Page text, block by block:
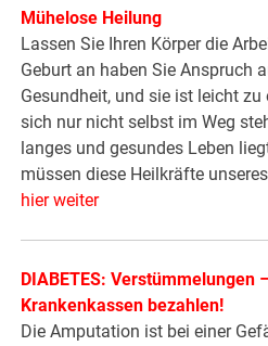
Mühelose Heilung
Lassen Sie Ihren Körper die
Geburt an haben Sie Anspruch
Gesundheit, und sie ist leicht
sich nur nicht selbst im Weg
langes und gesundes Leben
müssen diese Heilkräfte
hier weiter
DIABETES: Verstümmelungen
Krankenkassen bezahlen!
Die Amputation ist bei einer